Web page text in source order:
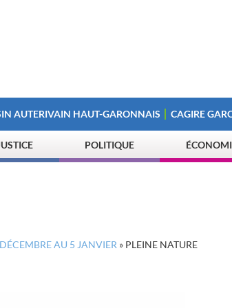
AUTERIVAIN HAUT-GARONNAIS CAGIRE
POLITIQUE
AU 5 JANVIER » PLEINE NATURE